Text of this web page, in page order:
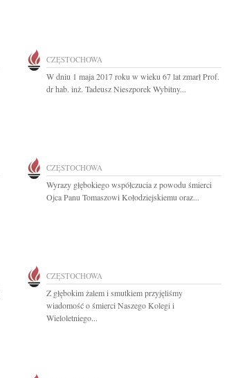
CZĘSTOCHOWA
W dniu 1 maja 2017 roku w wieku 67 lat zmarł Prof.
dr hab. inż. Tadeusz Nieszporek Wybitny...
CZĘSTOCHOWA
Wyrazy głębokiego współczucia z powodu śmierci
Ojca Panu Tomaszowi Kołodziejskiemu oraz...
CZĘSTOCHOWA
Z głębokim żalem i smutkiem przyjęliśmy
wiadomość o śmierci Naszego Kolegi i
Wieloletniego...